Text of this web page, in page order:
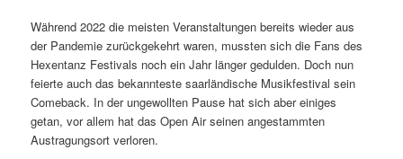
Während 2022 die meisten Veranstaltungen bereits wieder aus
der Pandemie zurückgekehrt waren, mussten sich die Fans des
Hexentanz Festivals noch ein Jahr länger gedulden. Doch nun
feierte auch das bekannteste saarländische Musikfestival sein
Comeback. In der ungewollten Pause hat sich aber einiges
getan, vor allem hat das Open Air seinen angestammten
Austragungsort verloren.